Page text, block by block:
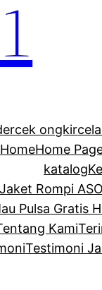
cek ongkir
HomeHome
katalog
Rompi
Pulsa Gratis
Kami
Testimoni